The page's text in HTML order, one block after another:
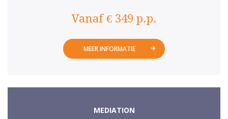
Vanaf € 349 p.p.
MEER INFORMATIE
MEDIATION